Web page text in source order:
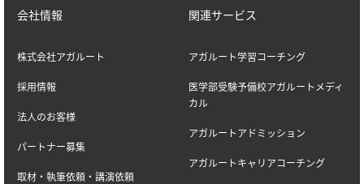
会社情報
株式会社アガルート
採用情報
法人のお客様
パートナー募集
取材・執筆依頼・講演依頼
関連サービス
アガルート学習コーチング
医学部受験予備校アガルートメディ
カル
アガルートアドミッション
アガルートキャリアコーチング